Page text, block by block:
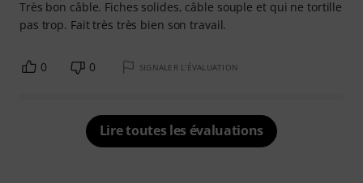
Très bon câble. Fiches solides, câble souple et qui ne tortille
pas trop. Fait très très bien son travail.
0 0 SIGNALER L'ÉVALUATION
Lire toutes les évaluations